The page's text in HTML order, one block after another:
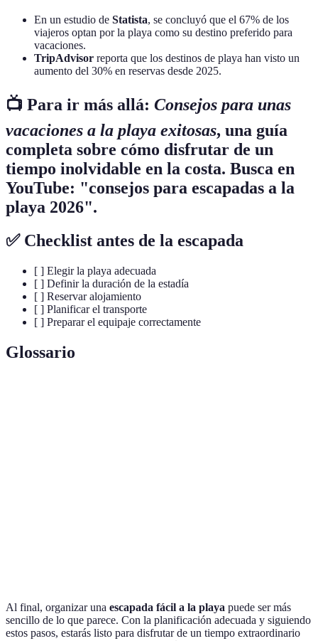
En un estudio de Statista, se concluyó que el 67% de los
viajeros optan por la playa como su destino preferido para
vacaciones.
TripAdvisor reporta que los destinos de playa han visto un
aumento del 30% en reservas desde 2025.
📺 Para ir más allá: Consejos para unas
vacaciones a la playa exitosas, una guía
completa sobre cómo disfrutar de un
tiempo inolvidable en la costa. Busca en
YouTube: "consejos para escapadas a la
playa 2026".
✅ Checklist antes de la escapada
[ ] Elegir la playa adecuada
[ ] Definir la duración de la estadía
[ ] Reservar alojamiento
[ ] Planificar el transporte
[ ] Preparar el equipaje correctamente
Glossario
Al final, organizar una escapada fácil a la playa puede ser más
sencillo de lo que parece. Con la planificación adecuada y siguiendo
estos pasos, estarás listo para disfrutar de un tiempo extraordinario